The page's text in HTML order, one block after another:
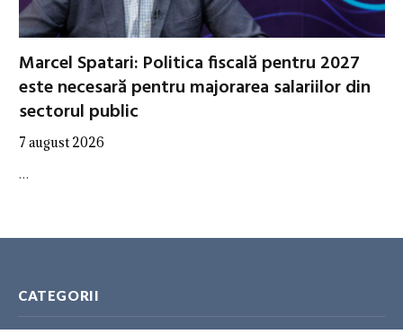
Marcel Spatari: Politica fiscală pentru 2027
este necesară pentru majorarea salariilor din
sectorul public
7 august 2026
…
CATEGORII